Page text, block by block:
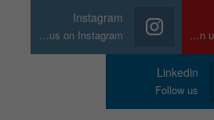
Join us on Youtube
Instagram
Join us on Instagram
Linkedin
Follow us